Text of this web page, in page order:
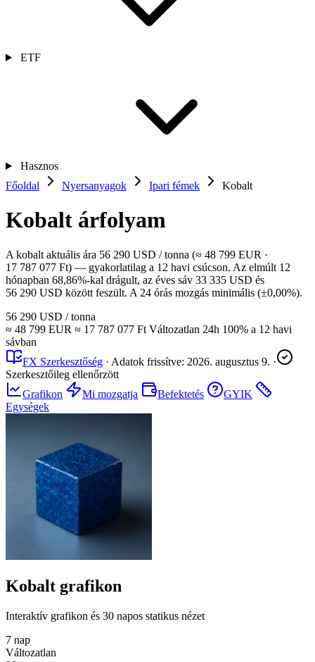
ETF
Hasznos
Főoldal
Nyersanyagok Ipari fémek Kobalt
Kobalt árfolyam
A kobalt aktuális ára 56 290 USD / tonna (≈ 48 799 EUR ·
17 787 077 Ft) — gyakorlatilag a 12 havi csúcson. Az elmúlt 12
hónapban 68,86%-kal drágult, az éves sáv 33 335 USD és
56 290 USD között feszült. A 24 órás mozgás minimális (±0,00%).
56 290 USD / tonna
≈ 48 799 EUR ≈ 17 787 077 Ft Változatlan 24h 100% a 12 havi
sávban
FX Szerkesztőség · Adatok frissítve: 2026. augusztus 9. ·
Szerkesztőileg ellenőrzött
Grafikon
Mi mozgatja Befektetés
GYIK
Egységek
Kobalt grafikon
Interaktív grafikon és 30 napos statikus nézet
7 nap
Változatlan